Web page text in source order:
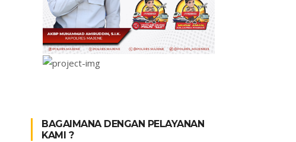
BAGAIMANA DENGAN PELAYANAN
KAMI ?